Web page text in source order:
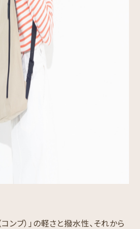
ンブ）」の軽さと撥水性、それから